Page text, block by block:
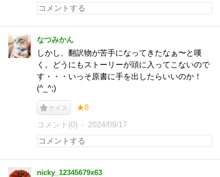
なつみかん
しかし、翻訳物が苦手になってきたなぁ〜と嘆
く。どうにもストーリーが頭に入ってこないので
す・・・いっそ原書に手を出したらいいのか！
(^_^;)
ナイス ★8
コメント(0) 2024/09/17
nicky_12345679x63